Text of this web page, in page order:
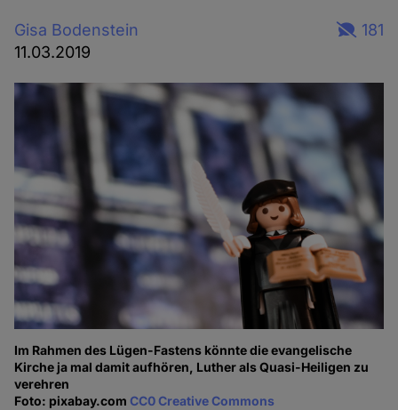
Gisa Bodenstein
11.03.2019
181
Im Rahmen des Lügen-Fastens könnte die evangelische
Kirche ja mal damit aufhören, Luther als Quasi-Heiligen zu
verehren
Foto: pixabay.comCC0 Creative Commons